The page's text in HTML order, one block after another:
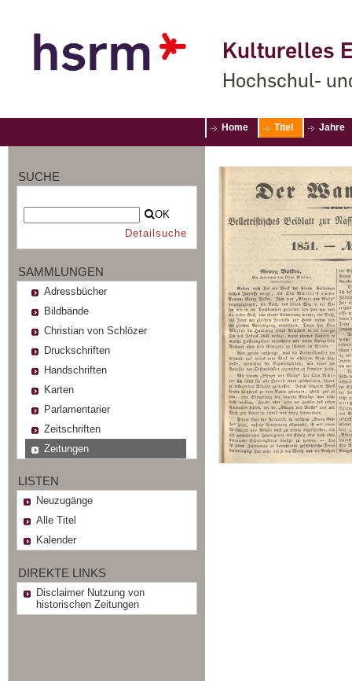
Kulturelles
Hochschul-
Home Titel Jahre
SUCHE
OK
Detailsuche
SAMMLUNGEN
Adressbücher
Bildbände
Christian von Schlözer
Druckschriften
Handschriften
Karten
Parlamentarier
Zeitschriften
Zeitungen
LISTEN
Neuzugänge
Alle Titel
Kalender
DIREKTE LINKS
Disclaimer Nutzung von
historischen Zeitungen